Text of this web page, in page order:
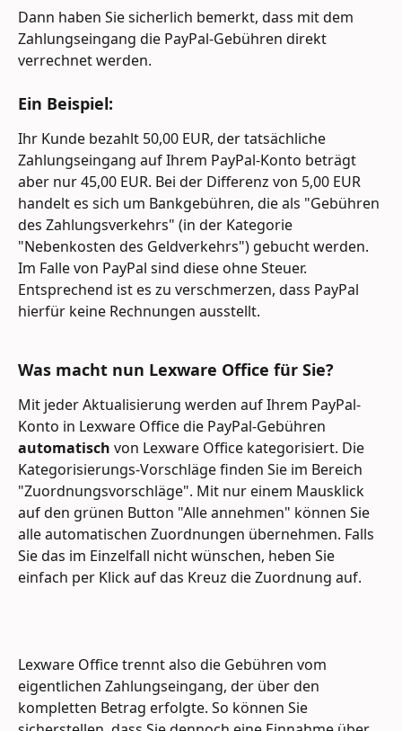
Dann haben Sie sicherlich bemerkt, dass mit dem
Zahlungseingang die PayPal-Gebühren direkt
verrechnet werden.
Ein Beispiel:
Ihr Kunde bezahlt 50,00 EUR, der tatsächliche
Zahlungseingang auf Ihrem PayPal-Konto beträgt
aber nur 45,00 EUR. Bei der Differenz von 5,00 EUR
handelt es sich um Bankgebühren, die als "Gebühren
des Zahlungsverkehrs" (in der Kategorie
"Nebenkosten des Geldverkehrs") gebucht werden.
Im Falle von PayPal sind diese ohne Steuer.
Entsprechend ist es zu verschmerzen, dass PayPal
hierfür keine Rechnungen ausstellt.
Was macht nun Lexware Office für Sie?
Mit jeder Aktualisierung werden auf Ihrem PayPal-
Konto in Lexware Office die PayPal-Gebühren
automatisch von Lexware Office kategorisiert. Die
Kategorisierungs-Vorschläge finden Sie im Bereich
"Zuordnungsvorschläge". Mit nur einem Mausklick
auf den grünen Button "Alle annehmen" können Sie
alle automatischen Zuordnungen übernehmen. Falls
Sie das im Einzelfall nicht wünschen, heben Sie
einfach per Klick auf das Kreuz die Zuordnung auf.
Lexware Office trennt also die Gebühren vom
eigentlichen Zahlungseingang, der über den
kompletten Betrag erfolgte. So können Sie